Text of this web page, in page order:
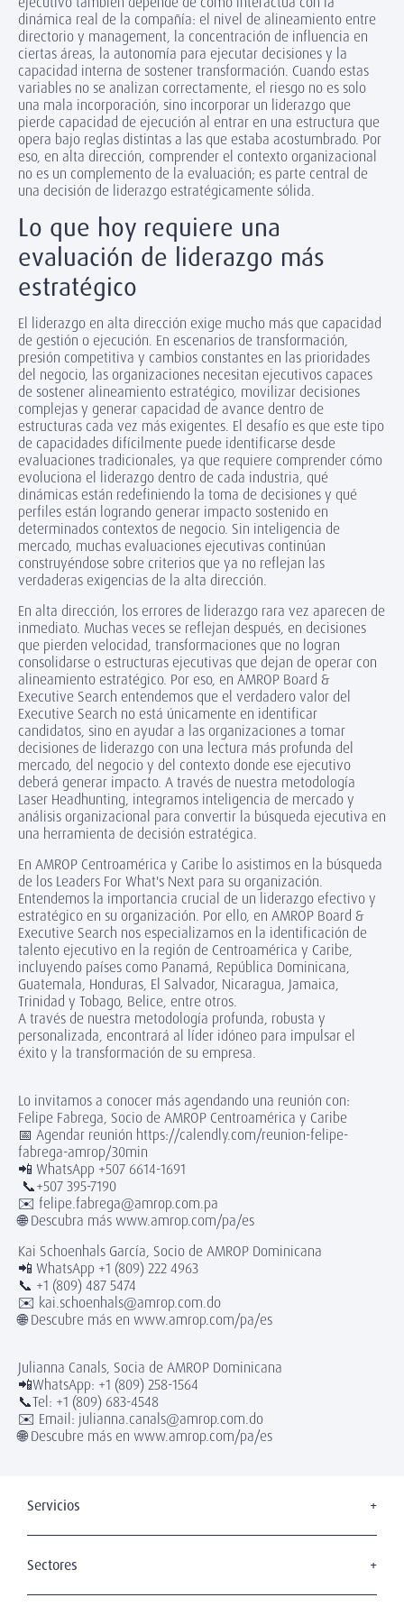
dinámica real de la compañía: el nivel de alineamiento entre
directorio y management, la concentración de influencia en
ciertas áreas, la autonomía para ejecutar decisiones y la
capacidad interna de sostener transformación. Cuando estas
variables no se analizan correctamente, el riesgo no es solo
una mala incorporación, sino incorporar un liderazgo que
pierde capacidad de ejecución al entrar en una estructura que
opera bajo reglas distintas a las que estaba acostumbrado. Por
eso, en alta dirección, comprender el contexto organizacional
no es un complemento de la evaluación; es parte central de
una decisión de liderazgo estratégicamente sólida.
Lo que hoy requiere una
evaluación de liderazgo más
estratégico
El liderazgo en alta dirección exige mucho más que capacidad
de gestión o ejecución. En escenarios de transformación,
presión competitiva y cambios constantes en las prioridades
del negocio, las organizaciones necesitan ejecutivos capaces
de sostener alineamiento estratégico, movilizar decisiones
complejas y generar capacidad de avance dentro de
estructuras cada vez más exigentes. El desafío es que este tipo
de capacidades difícilmente puede identificarse desde
evaluaciones tradicionales, ya que requiere comprender cómo
evoluciona el liderazgo dentro de cada industria, qué
dinámicas están redefiniendo la toma de decisiones y qué
perfiles están logrando generar impacto sostenido en
determinados contextos de negocio. Sin inteligencia de
mercado, muchas evaluaciones ejecutivas continúan
construyéndose sobre criterios que ya no reflejan las
verdaderas exigencias de la alta dirección.
En alta dirección, los errores de liderazgo rara vez aparecen de
inmediato. Muchas veces se reflejan después, en decisiones
que pierden velocidad, transformaciones que no logran
consolidarse o estructuras ejecutivas que dejan de operar con
alineamiento estratégico. Por eso, en AMROP Board &
Executive Search entendemos que el verdadero valor del
Executive Search no está únicamente en identificar
candidatos, sino en ayudar a las organizaciones a tomar
decisiones de liderazgo con una lectura más profunda del
mercado, del negocio y del contexto donde ese ejecutivo
deberá generar impacto. A través de nuestra metodología
Laser Headhunting, integramos inteligencia de mercado y
análisis organizacional para convertir la búsqueda ejecutiva en
una herramienta de decisión estratégica.
En AMROP Centroamérica y Caribe lo asistimos en la búsqueda
de los Leaders For What's Next para su organización.
Entendemos la importancia crucial de un liderazgo efectivo y
estratégico en su organización. Por ello, en AMROP Board &
Executive Search nos especializamos en la identificación de
talento ejecutivo en la región de Centroamérica y Caribe,
incluyendo países como Panamá, República Dominicana,
Guatemala, Honduras, El Salvador, Nicaragua, Jamaica,
Trinidad y Tobago, Belice, entre otros.
A través de nuestra metodología profunda, robusta y
personalizada, encontrará al líder idóneo para impulsar el
éxito y la transformación de su empresa.
Lo invitamos a conocer más agendando una reunión con:
Felipe Fabrega, Socio de AMROP Centroamérica y Caribe
📅 Agendar reunión https://calendly.com/reunion-felipe-
fabrega-amrop/30min
📲 WhatsApp +507 6614-1691
📞+507 395-7190
✉️ felipe.fabrega@amrop.com.pa
🌐 Descubra más www.amrop.com/pa/es
Kai Schoenhals García, Socio de AMROP Dominicana
📲 WhatsApp +1 (809) 222 4963
📞 +1 (809) 487 5474
✉️ kai.schoenhals@amrop.com.do
🌐 Descubre más en www.amrop.com/pa/es
Julianna Canals, Socia de AMROP Dominicana
📲WhatsApp: +1 (809) 258-1564
📞Tel: +1 (809) 683-4548
✉️ Email: julianna.canals@amrop.com.do
🌐 Descubre más en www.amrop.com/pa/es
Servicios
Executive Search
Sectores